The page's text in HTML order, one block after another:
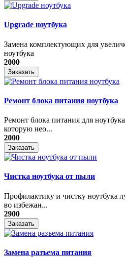
Upgrade ноутбука
Замена комплектующих для
ноутбука
2000
Заказать
Ремонт блока питания ноутбука
​Ремонт блока питания для
которую нео...
2000
Заказать
Чистка ноутбука от пыли
Профилактику и чистку ноутбука
во избежан...
2900
Заказать
Замена разъема питания